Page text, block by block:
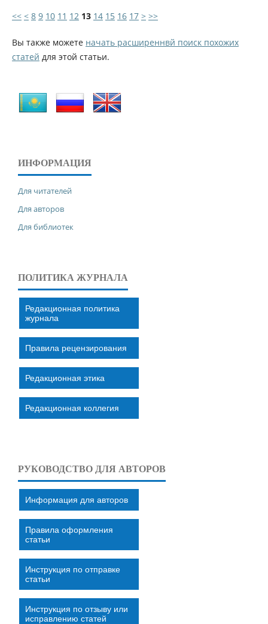
<< < 8 9 10 11 12 13 14 15 16 17 > >>
Вы также можете начать расширеннвй поиск похожих
статей для этой статьи.
ИНФОРМАЦИЯ
Для читателей
Для авторов
Для библиотек
ПОЛИТИКА ЖУРНАЛА
Редакционная политика
журнала
Правила рецензирования
Редакционная этика
Редакционная коллегия
РУКОВОДСТВО ДЛЯ АВТОРОВ
Информация для авторов
Правила оформления
статьи
Инструкция по отправке
статьи
Инструкция по отзыву или
исправлению статей